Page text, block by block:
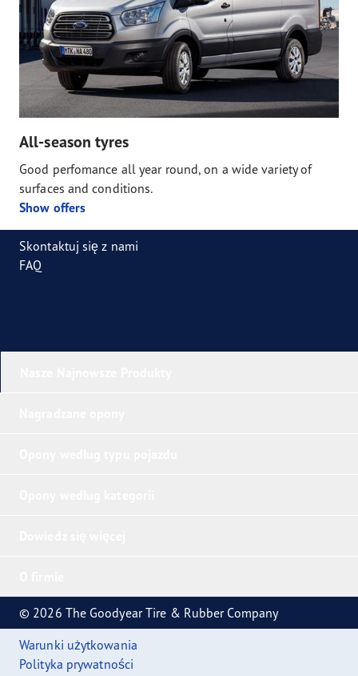
All-season tyres
Good perfomance all year round, on a wide variety of
surfaces and conditions.
Show offers
Skontaktuj się z nami
FAQ
© 2026 The Goodyear Tire & Rubber Company
Warunki użytkowania
Polityka prywatności